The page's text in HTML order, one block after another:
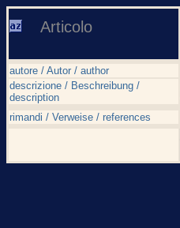
Articolo
autore / Autor / author
descrizione / Beschreibung /
description
rimandi / Verweise / references